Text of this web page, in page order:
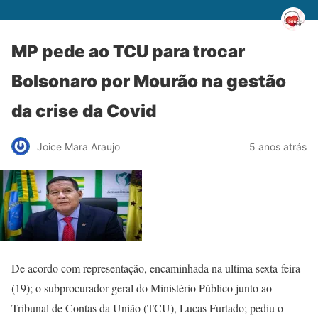
MP pede ao TCU para trocar
Bolsonaro por Mourão na gestão
da crise da Covid
Joice Mara Araujo 5 anos atrás
De acordo com representação, encaminhada na ultima sexta-feira
(19); o subprocurador-geral do Ministério Público junto ao
Tribunal de Contas da União (TCU), Lucas Furtado; pediu o